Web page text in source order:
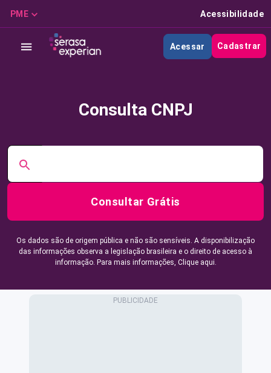
PME Acessibilidade
Acessar Cadastrar
Consulta CNPJ
Consultar Grátis
Os dados são de origem pública e não são sensíveis. A disponibilização
das informações observa a legislação brasileira e o direito de acesso à
informação. Para mais informações, Clique aqui.